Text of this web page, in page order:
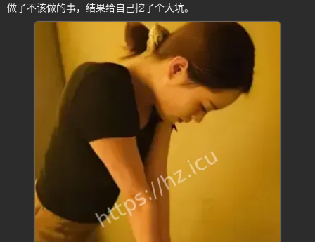
做了不该做的事，结果给自己挖了个大坑。